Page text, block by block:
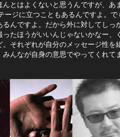
とはよくないと思うんですが、あ
ージに立つこともあるんですよ。で
んですよ。だから外に対してしっ
たほうがいいんじゃないかなー、
それぞれが自分のメッセージ性を
んなが自身の意思でやってくれて